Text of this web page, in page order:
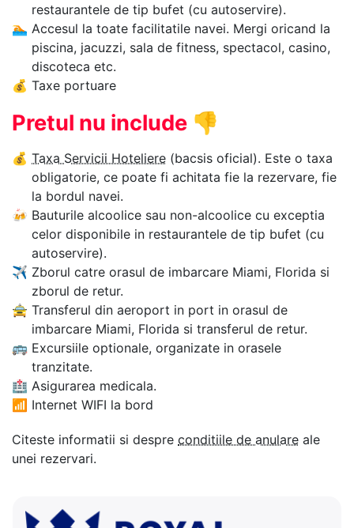
restaurantele de tip bufet (cu autoservire).
🏊‍ Accesul la toate facilitatile navei. Mergi oricand la
piscina, jacuzzi, sala de fitness, spectacol, casino,
discoteca etc.
💰 Taxe portuare
Pretul nu include 👎
💰 Taxa Servicii Hoteliere (bacsis oficial). Este o taxa
obligatorie, ce poate fi achitata fie la rezervare, fie
la bordul navei.
🍻 Bauturile alcoolice sau non-alcoolice cu exceptia
celor disponibile in restaurantele de tip bufet (cu
autoservire).
✈ Zborul catre orasul de imbarcare Miami, Florida si
zborul de retur.
🚖 Transferul din aeroport in port in orasul de
imbarcare Miami, Florida si transferul de retur.
🚌 Excursiile optionale, organizate in orasele
tranzitate.
🏥 Asigurarea medicala.
📶 Internet WIFI la bord
Citeste informatii si despre conditiile de anulare ale
unei rezervari.